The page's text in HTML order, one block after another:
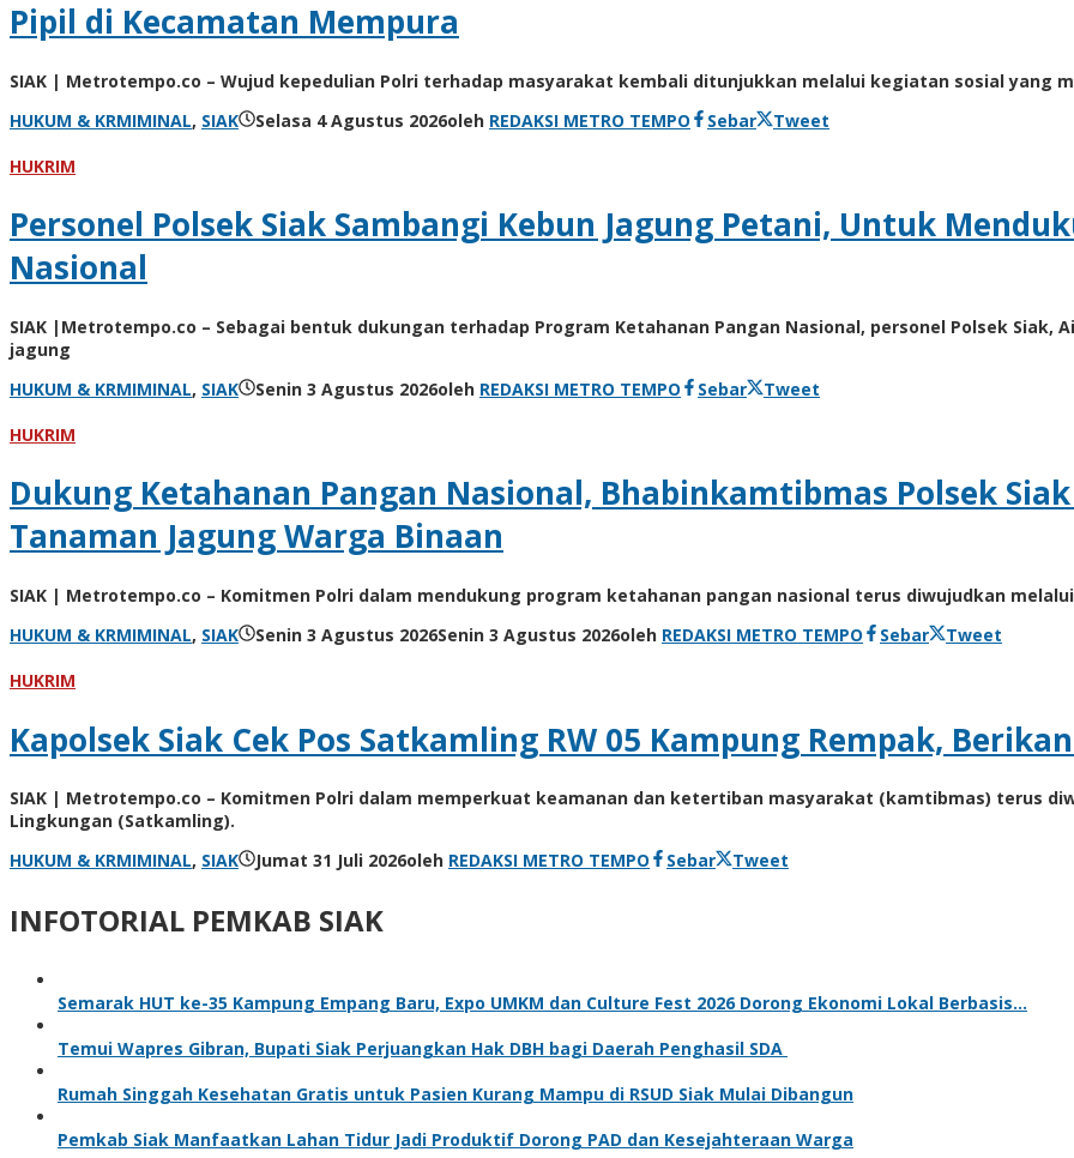
Pipil di Kecamatan Mempura
SIAK | Metrotempo.co – Wujud kepedulian Polri terhadap masyarakat kembali ditunjukkan melalui kegiatan sosial yang
HUKUM & KRMIMINAL, SIAK Selasa 4 Agustus 2026oleh REDAKSI METRO TEMPO Sebar
Tweet
HUKRIM
Personel Polsek Siak Sambangi Kebun Jagung Petani, Untuk
Nasional
SIAK |Metrotempo.co – Sebagai bentuk dukungan terhadap Program Ketahanan Pangan Nasional, personel Polsek Siak,
jagung
HUKUM & KRMIMINAL, SIAK Senin 3 Agustus 2026oleh REDAKSI METRO TEMPO Sebar
Tweet
HUKRIM
Dukung Ketahanan Pangan Nasional, Bhabinkamtibmas Polsek
Tanaman Jagung Warga Binaan
SIAK | Metrotempo.co – Komitmen Polri dalam mendukung program ketahanan pangan nasional terus diwujudkan
HUKUM & KRMIMINAL, SIAK Senin 3 Agustus 2026Senin 3 Agustus 2026oleh REDAKSI METRO TEMPO Sebar
Tweet
HUKRIM
Kapolsek Siak Cek Pos Satkamling RW 05 Kampung Rempak,
SIAK | Metrotempo.co – Komitmen Polri dalam memperkuat keamanan dan ketertiban masyarakat (kamtibmas) terus
Lingkungan (Satkamling).
HUKUM & KRMIMINAL, SIAK Jumat 31 Juli 2026oleh REDAKSI METRO TEMPO Sebar Tweet
INFOTORIAL PEMKAB SIAK
Semarak HUT ke-35 Kampung Empang Baru, Expo UMKM dan Culture Fest 2026 Dorong Ekonomi Lokal Berbasis…
Temui Wapres Gibran, Bupati Siak Perjuangkan Hak DBH bagi Daerah Penghasil SDA
Rumah Singgah Kesehatan Gratis untuk Pasien Kurang Mampu di RSUD Siak Mulai Dibangun
Pemkab Siak Manfaatkan Lahan Tidur Jadi Produktif Dorong PAD dan Kesejahteraan Warga